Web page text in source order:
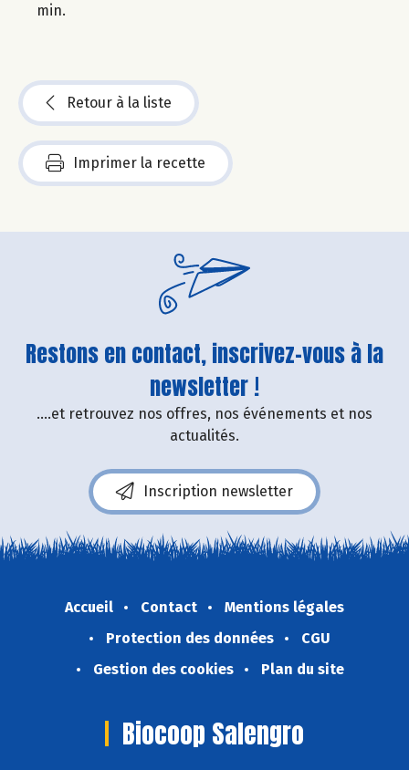
min.
Retour à la liste
Imprimer la recette
Restons en contact, inscrivez-vous à la
newsletter !
....et retrouvez nos offres, nos événements et nos
actualités.
Inscription newsletter
Accueil Contact
Mentions légales
Protection des données
CGU
Gestion des cookies
Plan du site
Biocoop Salengro